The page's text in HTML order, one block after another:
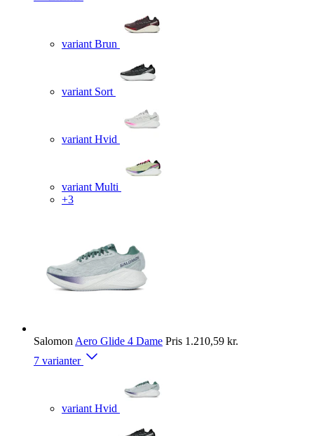
variant Brun
variant Sort
variant Hvid
variant Multi
+3
Salomon Aero Glide 4 Dame Pris 1.210,59 kr.
7 varianter
variant Hvid